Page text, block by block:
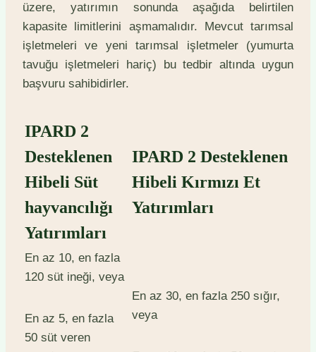
üzere, yatırımın sonunda aşağıda belirtilen
kapasite limitlerini aşmamalıdır. Mevcut tarımsal
işletmeleri ve yeni tarımsal işletmeler (yumurta
tavuğu işletmeleri hariç) bu tedbir altında uygun
başvuru sahibidirler.
IPARD 2
Desteklenen
Hibeli Süt
hayvancılığı
Yatırımları
IPARD 2 Desteklenen
Hibeli Kırmızı Et
Yatırımları
En az 10, en fazla
120 süt ineği, veya
En az 5, en fazla
50 süt veren
En az 30, en fazla 250 sığır,
veya